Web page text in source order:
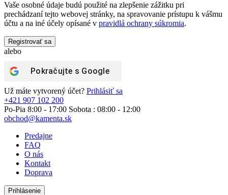
Vaše osobné údaje budú použité na zlepšenie zážitku pri
prechádzaní tejto webovej stránky, na spravovanie prístupu k vášmu
účtu a na iné účely opísané v pravidlá ochrany súkromia.
Registrovať sa
alebo
Pokračujte s Google
Už máte vytvorený účet? Prihlásiť sa
+421 907 102 200
Po-Pia 8:00 - 17:00 Sobota : 08:00 - 12:00
obchod@kamenta.sk
Predajne
FAQ
O nás
Kontakt
Doprava
Prihlásenie